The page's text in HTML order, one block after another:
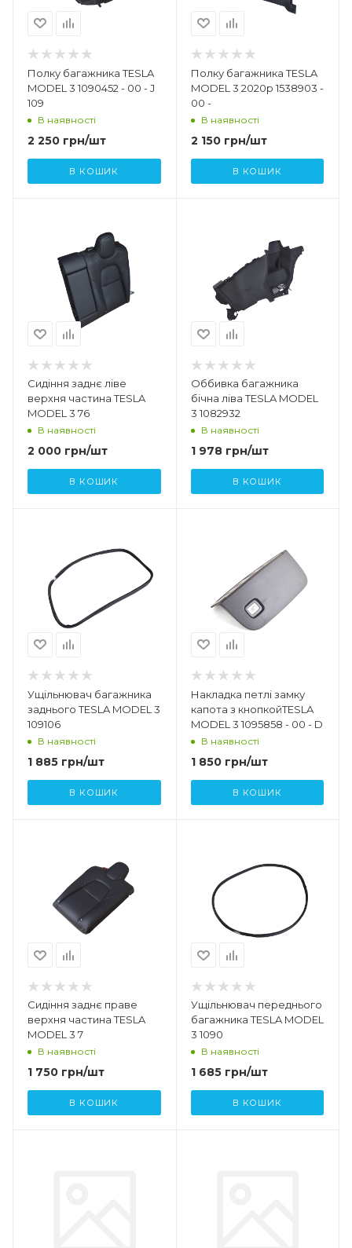
Полку багажника TESLA
MODEL 3 1090452 - 00 - J
109
В наявності
2 250 грн/шт
В КОШИК
Полку багажника TESLA
MODEL 3 2020р 1538903 -
00 -
В наявності
2 150грн/шт
В КОШИК
Сидіння заднє ліве
верхня частина TESLA
MODEL 3 76
В наявності
2 000 грн/шт
В КОШИК
Оббивка багажника
бічна ліва TESLA MODEL
3 1082932
В наявності
1 978грн/шт
В КОШИК
Ущільнювач багажника
заднього TESLA MODEL 3
109106
В наявності
1 885 грн/шт
В КОШИК
Накладка петлі замку
капота з кнопкойTESLA
MODEL 3 1095858 - 00 - D
В наявності
1 850грн/шт
В КОШИК
Сидіння заднє праве
верхня частина TESLA
MODEL 3 7
В наявності
1 750 грн/шт
В КОШИК
Ущільнювач переднього
багажника TESLA MODEL
3 1090
В наявності
1 685грн/шт
В КОШИК